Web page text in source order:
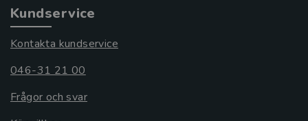
Kundservice
Kontakta kundservice
046-31 21 00
Frågor och svar